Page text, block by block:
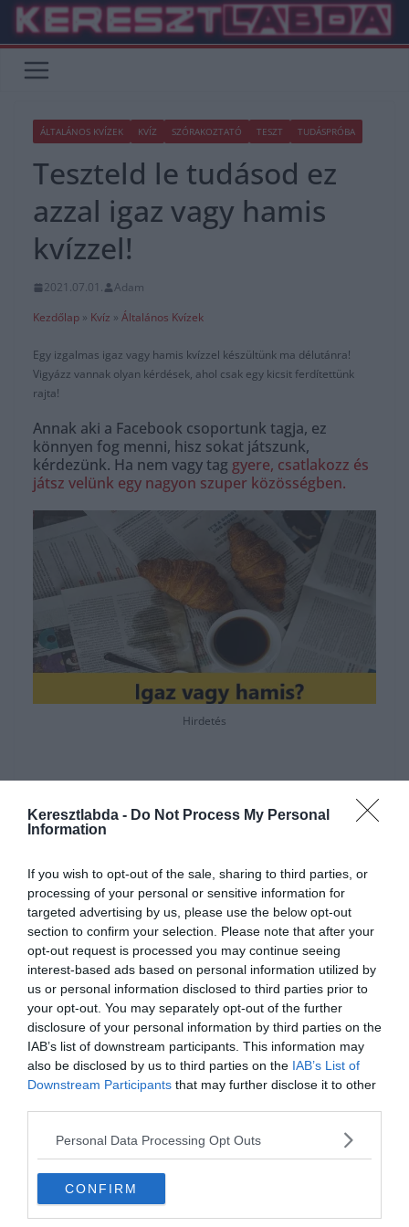
Keresztlabda - Do Not Process My Personal
Information
If you wish to opt-out of the sale, sharing to third parties, or
processing of your personal or sensitive information for
targeted advertising by us, please use the below opt-out
section to confirm your selection. Please note that after your
opt-out request is processed you may continue seeing
interest-based ads based on personal information utilized by
us or personal information disclosed to third parties prior to
your opt-out. You may separately opt-out of the further
disclosure of your personal information by third parties on the
IAB’s list of downstream participants. This information may
also be disclosed by us to third parties on the IAB’s List of
Downstream Participants that may further disclose it to other
Personal Data Processing Opt Outs
CONFIRM
Skip
content
ÁLTALÁNOS KVÍZEK KVÍZ SZÓRAKOZTATÓ TESZT TUDÁSPRÓBA
Teszteld le tudásod ez
azzal igaz vagy hamis
kvízzel!
2021.07.01.
Adam
Kezdőlap » Kvíz » Általános Kvízek
Egy izgalmas igaz vagy hamis kvízzel készültünk ma délutánra!
Vigyázz vannak olyan kérdések, ahol csak egy kicsit ferdítettünk
rajta!
Annak aki a Facebook csoportunk tagja, ez
könnyen fog menni, hisz sokat játszunk,
kérdezünk. Ha nem vagy tag gyere, csatlakozz és
játsz velünk egy nagyon szuper közösségben.
Hirdetés
0%
Albert Einstein zsidó
származású német
Nobel-díjas fizikus volt,
akinek többek között a
relativitás elméletét is
köszönhetjük. Emellett
nagyban hozzájárult a